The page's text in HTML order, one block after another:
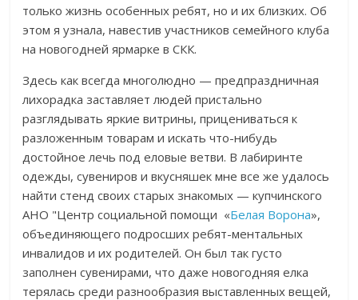
только жизнь особенных ребят, но и их близких. Об
этом я узнала, навестив участников семейного клуба
на новогодней ярмарке в СКК.
Здесь как всегда многолюдно — предпраздничная
лихорадка заставляет людей пристально
разглядывать яркие витрины, прицениваться к
разложенным товарам и искать что-нибудь
достойное лечь под еловые ветви. В лабиринте
одежды, сувениров и вкусняшек мне все же удалось
найти стенд своих старых знакомых — купчинского
АНО "Центр социальной помощи «Белая Ворона»,
объединяющего подросших ребят-ментальных
инвалидов и их родителей. Он был так густо
заполнен сувенирами, что даже новогодняя елка
терялась среди разнообразия выставленных вещей,